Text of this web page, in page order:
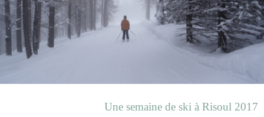
Une semaine de ski à Risoul 2017